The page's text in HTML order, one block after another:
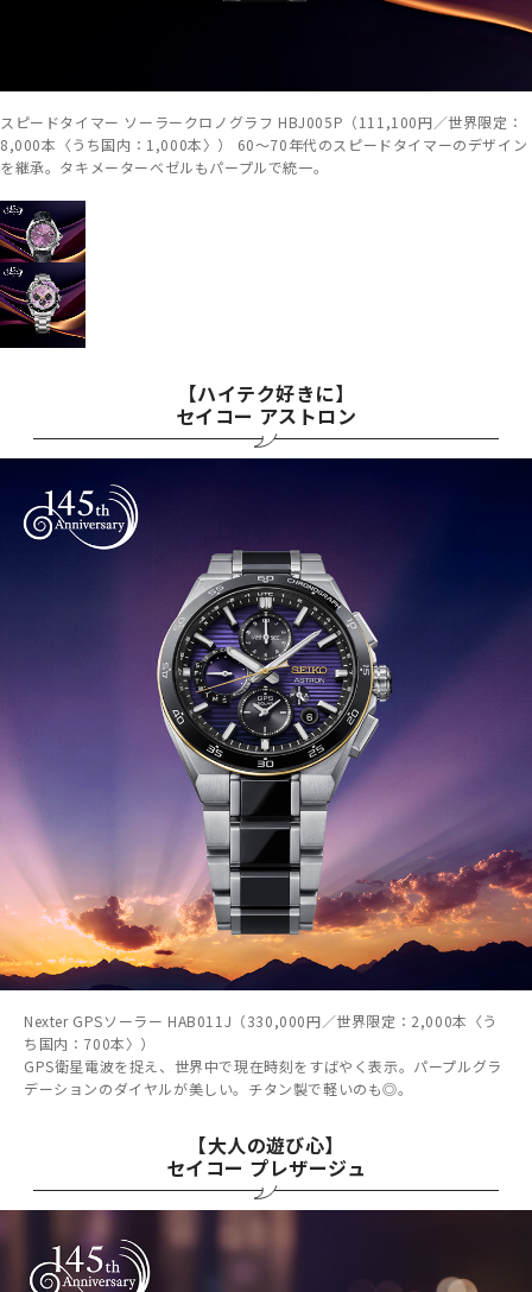
スピードタイマー ソーラークロノグラフ HBJ005P（111,100円／世界限定：
8,000本〈うち国内：1,000本〉） 60～70年代のスピードタイマーのデザイン
を継承。タキメーターベゼルもパープルで統一。
【ハイテク好きに】
セイコー アストロン
Nexter GPSソーラー HAB011J（330,000円／世界限定：2,000本〈う
ち国内：700本〉）
GPS衛星電波を捉え、世界中で現在時刻をすばやく表示。パープルグラ
デーションのダイヤルが美しい。チタン製で軽いのも◎。
【大人の遊び心】
セイコー プレザージュ